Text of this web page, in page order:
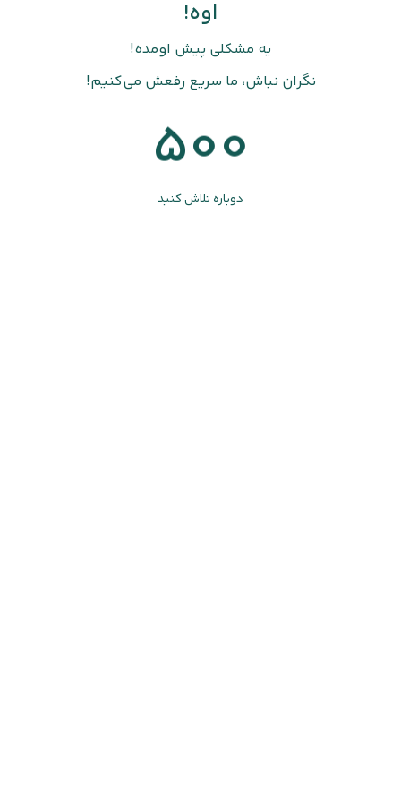
اوه!
یه مشکلی پیش اومده!
نگران نباش، ما سریع رفعش می‌کنیم!
500
دوباره تلاش کنید